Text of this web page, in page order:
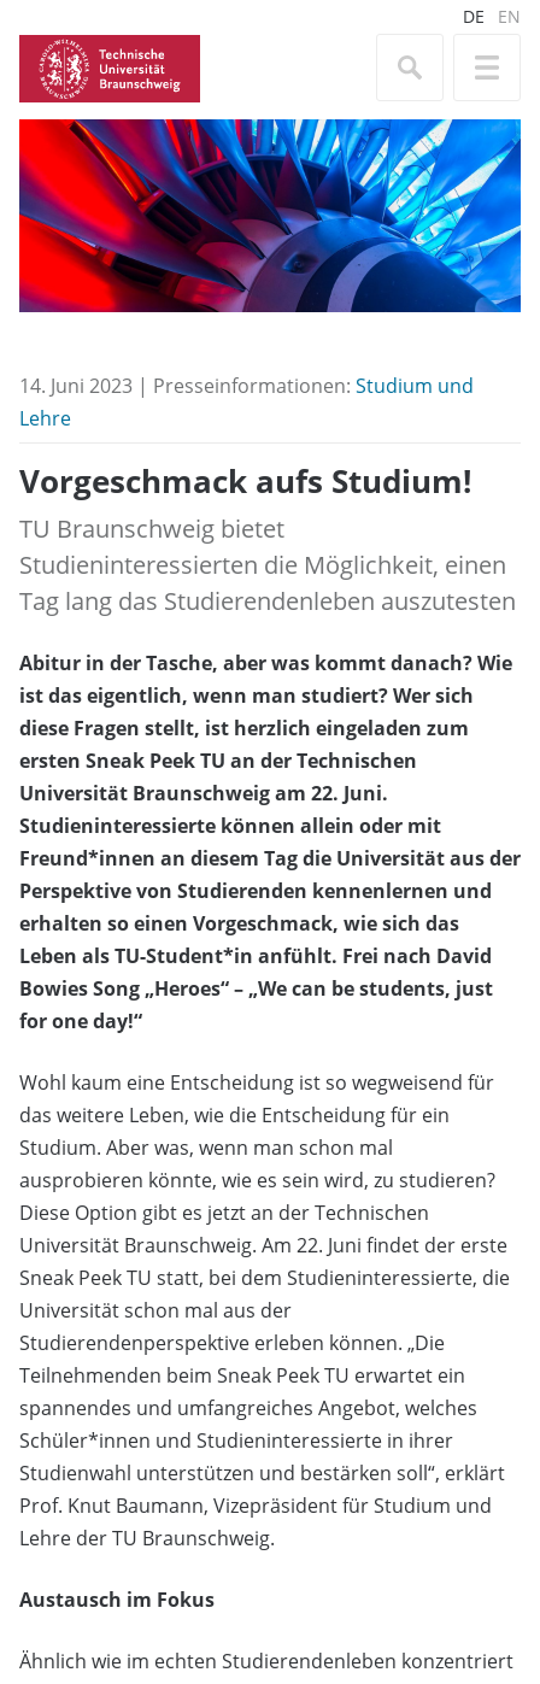
DE EN
14. Juni 2023 | Presseinformationen: Studium und
Lehre
Vorgeschmack aufs Studium!
TU Braunschweig bietet
Studieninteressierten die Möglichkeit, einen
Tag lang das Studierendenleben auszutesten
Abitur in der Tasche, aber was kommt danach? Wie
ist das eigentlich, wenn man studiert? Wer sich
diese Fragen stellt, ist herzlich eingeladen zum
ersten Sneak Peek TU an der Technischen
Universität Braunschweig am 22. Juni.
Studieninteressierte können allein oder mit
Freund*innen an diesem Tag die Universität aus der
Perspektive von Studierenden kennenlernen und
erhalten so einen Vorgeschmack, wie sich das
Leben als TU-Student*in anfühlt. Frei nach David
Bowies Song „Heroes“ – „We can be students, just
for one day!“
Wohl kaum eine Entscheidung ist so wegweisend für
das weitere Leben, wie die Entscheidung für ein
Studium. Aber was, wenn man schon mal
ausprobieren könnte, wie es sein wird, zu studieren?
Diese Option gibt es jetzt an der Technischen
Universität Braunschweig. Am 22. Juni findet der erste
Sneak Peek TU statt, bei dem Studieninteressierte, die
Universität schon mal aus der
Studierendenperspektive erleben können. „Die
Teilnehmenden beim Sneak Peek TU erwartet ein
spannendes und umfangreiches Angebot, welches
Schüler*innen und Studieninteressierte in ihrer
Studienwahl unterstützen und bestärken soll“, erklärt
Prof. Knut Baumann, Vizepräsident für Studium und
Lehre der TU Braunschweig.
Austausch im Fokus
Ähnlich wie im echten Studierendenleben konzentriert